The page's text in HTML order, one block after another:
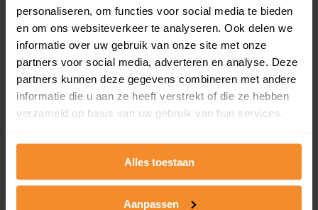
personaliseren, om functies voor social media te bieden
en om ons websiteverkeer te analyseren. Ook delen we
informatie over uw gebruik van onze site met onze
partners voor social media, adverteren en analyse. Deze
partners kunnen deze gegevens combineren met andere
informatie die u aan ze heeft verstrekt of die ze hebben
verzameld op basis van uw gebruik van hun services.
Alles toestaan
Aanpassen
T/m 1945
41%
2008 of later
1%